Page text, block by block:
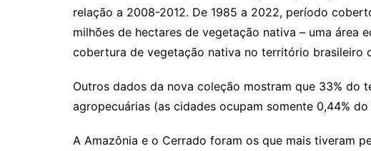
relação a 2008-2012. De 1985 a 2022, período
milhões de hectares de vegetação nativa – uma área
cobertura de vegetação nativa no território brasileiro
Outros dados da nova coleção mostram que 33% do
agropecuárias (as cidades ocupam somente 0,44%
A Amazônia e o Cerrado foram os que mais tiveram